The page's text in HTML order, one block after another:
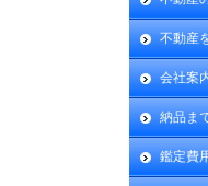
不動産
会社案
納品ま
鑑定費